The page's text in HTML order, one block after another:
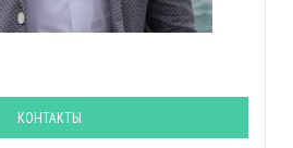
КОНТАКТЫ